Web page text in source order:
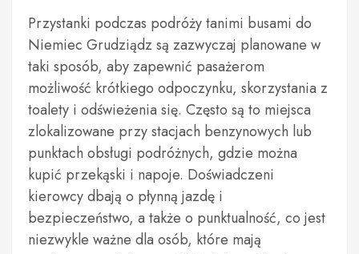
Przystanki podczas podróży tanimi busami do
Niemiec Grudziądz są zazwyczaj planowane w
taki sposób, aby zapewnić pasażerom
możliwość krótkiego odpoczynku, skorzystania z
toalety i odświeżenia się. Często są to miejsca
zlokalizowane przy stacjach benzynowych lub
punktach obsługi podróżnych, gdzie można
kupić przekąski i napoje. Doświadczeni
kierowcy dbają o płynną jazdę i
bezpieczeństwo, a także o punktualność, co jest
niezwykle ważne dla osób, które mają